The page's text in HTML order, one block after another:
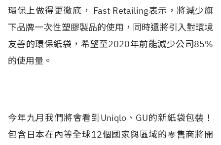
環保上做得更徹底， Fast Retailing表示，將減少旗
下品牌一次性塑膠製品的使用，同時還將引入對環境
友善的環保紙袋，希望至2020年前能減少公司85%
的使用量。
今年九月我們將會看到Uniqlo、GU的新紙袋包裝！
包含日本在內等全球12個國家與區域的零售商將開